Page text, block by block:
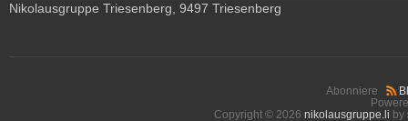
Nikolausgruppe Triesenberg, 9497 Triesenberg
Abonniere
Copyright © 2026 nikolausgruppe.li by